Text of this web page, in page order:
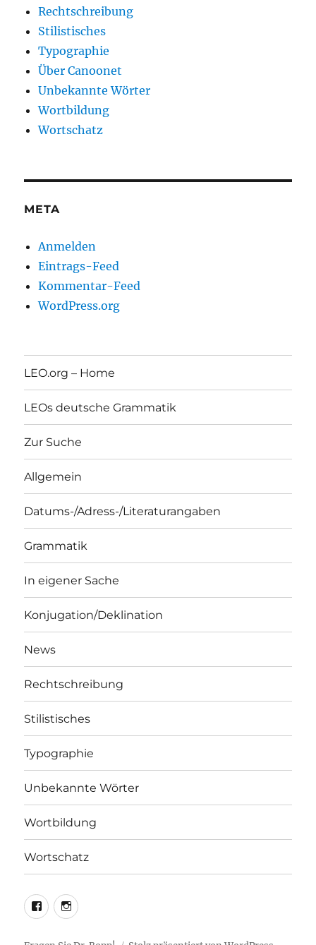
Rechtschreibung
Stilistisches
Typographie
Über Canoonet
Unbekannte Wörter
Wortbildung
Wortschatz
META
Anmelden
Eintrags-Feed
Kommentar-Feed
WordPress.org
LEO.org – Home
LEOs deutsche Grammatik
Zur Suche
Allgemein
Datums-/Adress-/Literaturangaben
Grammatik
In eigener Sache
Konjugation/Deklination
News
Rechtschreibung
Stilistisches
Typographie
Unbekannte Wörter
Wortbildung
Wortschatz
LEO@Facebook
LEO@Instagram